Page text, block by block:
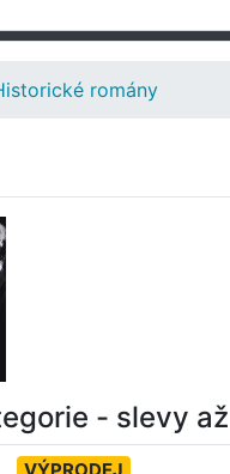
romány
- slevy
VÝPRODEJ